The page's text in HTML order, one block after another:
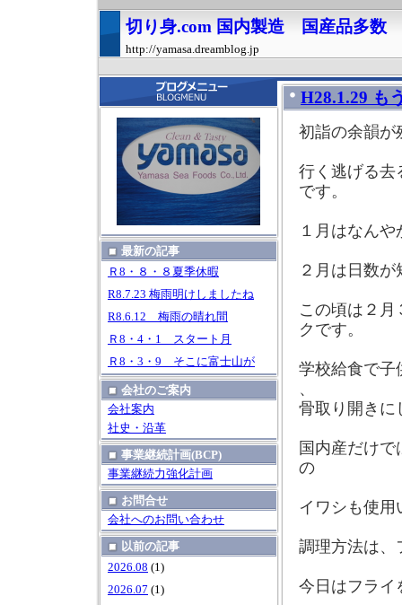
切り身.com 国内製造 国産品多数
http://yamasa.dreamblog.jp
最新の記事
Ｒ8・８・８夏季休暇
R8.7.23 梅雨明けしましたね
R8.6.12 梅雨の晴れ間
Ｒ8・4・1 スタート月
Ｒ8・3・9 そこに富士山が
会社のご案内
会社案内
社史・沿革
事業継続計画(BCP)
事業継続力強化計画
お問合せ
会社へのお問い合わせ
以前の記事
2026.08 (1)
2026.07 (1)
H28.1.29 も
初詣の余韻が
行く逃げる去
です。
１月はなん
２月は日数
この頃は２
クです。
学校給食で子
、
骨取り開きに
国内産だけ
の
イワシも使用
調理方法は、
今日はフライ